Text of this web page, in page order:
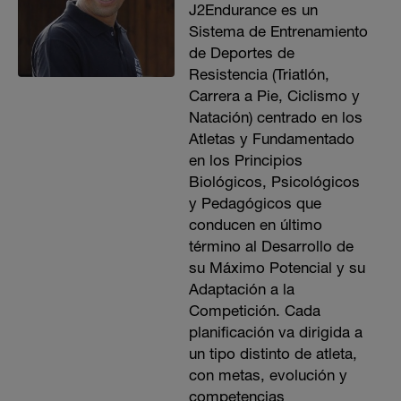
J2Endurance es un
Sistema de Entrenamiento
de Deportes de
Resistencia (Triatlón,
Carrera a Pie, Ciclismo y
Natación) centrado en los
Atletas y Fundamentado
en los Principios
Biológicos, Psicológicos
y Pedagógicos que
conducen en último
término al Desarrollo de
su Máximo Potencial y su
Adaptación a la
Competición. Cada
planificación va dirigida a
un tipo distinto de atleta,
con metas, evolución y
competencias